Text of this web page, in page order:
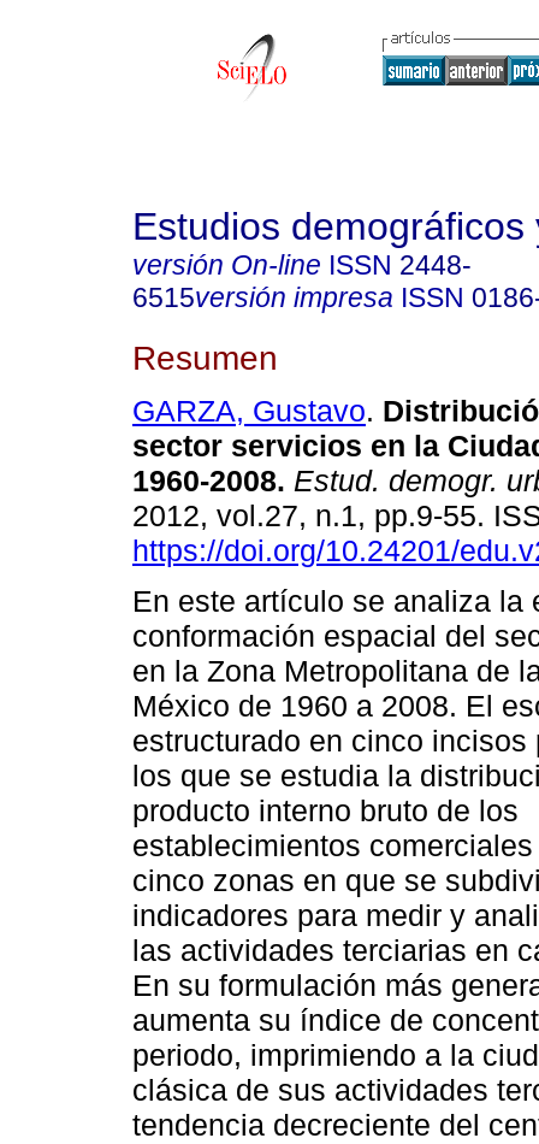
Estudios demográficos
versión On-line ISSN 2448-
6515versión impresa ISSN
Resumen
GARZA, Gustavo.
sector servicios en la
1960-2008. Estud. demogr.
2012, vol.27, n.1, pp.9-55.
https://doi.org/10.24201/
En este artículo se analiza la
conformación espacial del
en la Zona Metropolitana de
México de 1960 a 2008. El
estructurado en cinco incisos
los que se estudia la
producto interno bruto de los
establecimientos
cinco zonas en que se
indicadores para medir y
las actividades terciarias en
En su formulación más
aumenta su índice de
periodo, imprimiendo a la
clásica de sus actividades
tendencia decreciente del